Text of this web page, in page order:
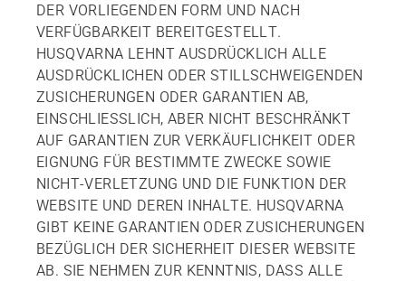
DER VORLIEGENDEN FORM UND NACH
VERFÜGBARKEIT BEREITGESTELLT.
HUSQVARNA LEHNT AUSDRÜCKLICH ALLE
AUSDRÜCKLICHEN ODER STILLSCHWEIGENDEN
ZUSICHERUNGEN ODER GARANTIEN AB,
EINSCHLIESSLICH, ABER NICHT BESCHRÄNKT
AUF GARANTIEN ZUR VERKÄUFLICHKEIT ODER
EIGNUNG FÜR BESTIMMTE ZWECKE SOWIE
NICHT-VERLETZUNG UND DIE FUNKTION DER
WEBSITE UND DEREN INHALTE. HUSQVARNA
GIBT KEINE GARANTIEN ODER ZUSICHERUNGEN
BEZÜGLICH DER SICHERHEIT DIESER WEBSITE
AB. SIE NEHMEN ZUR KENNTNIS, DASS ALLE